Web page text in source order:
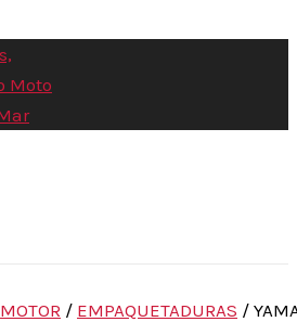
MOTOR / EMPAQUETADURAS /